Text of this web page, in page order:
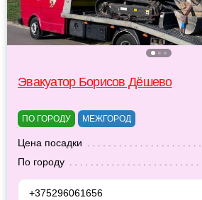
Эвакуатор Борисов Дёшево
ПО ГОРОДУ МЕЖГОРОД
Цена посадки
По городу
+375296061656